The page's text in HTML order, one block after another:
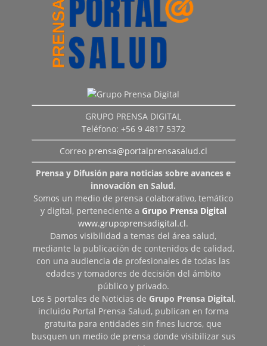
GRUPO PRENSA DIGITAL
Teléfono: +56 9 4817 5372
Correo prensa@portalprensasalud.cl
Prensa y Difusión para noticias sobre avances e
innovación en Salud.
Somos un medio de prensa colaborativo, temático
y digital, perteneciente a Grupo Prensa Digital
www.grupoprensadigital.cl.
Damos visibilidad a temas del área salud,
mediante la publicación de contenidos de calidad,
con una audiencia de profesionales de todas las
edades y tomadores de decisión del ámbito
público y privado.
Los 5 portales de Noticias de Grupo Prensa Digital,
incluido Portal Prensa Salud, publican en forma
gratuita para entidades sin fines lucros, que
busquen un medio de prensa donde visibilizar sus